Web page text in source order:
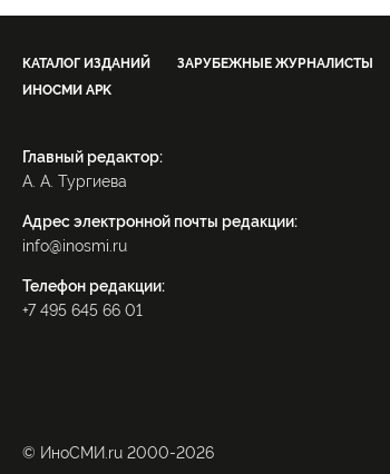
КАТАЛОГ ИЗДАНИЙ ЗАРУБЕЖНЫЕ ЖУРНАЛИСТЫ
ИНОСМИ APK
Главный редактор:
А. А. Тургиева
Адрес электронной почты редакции:
info@inosmi.ru
Телефон редакции:
+7 495 645 66 01
© ИноСМИ.ru 2000-2026